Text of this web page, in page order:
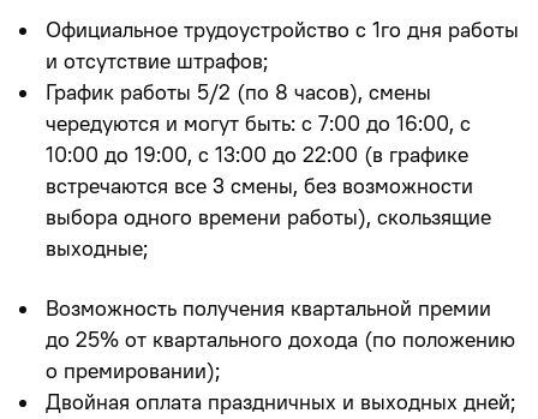
Официальное трудоустройство с 1го дня работы
и отсутствие штрафов;
График работы 5/2 (по 8 часов), смены
чередуются и могут быть: с 7:00 до 16:00, с
10:00 до 19:00, с 13:00 до 22:00 (в графике
встречаются все 3 смены, без возможности
выбора одного времени работы), скользящие
выходные;
Возможность получения квартальной премии
до 25% от квартального дохода (по положению
о премировании);
Двойная оплата праздничных и выходных дней;